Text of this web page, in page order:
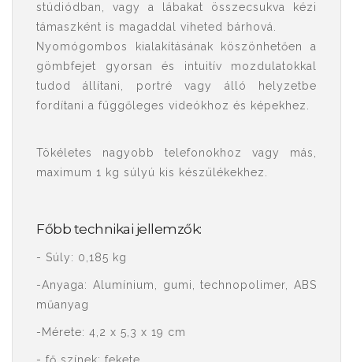
stúdiódban, vagy a lábakat összecsukva kézi
támaszként is magaddal viheted bárhová.
Nyomógombos kialakításának köszönhetően a
gömbfejet gyorsan és intuitív mozdulatokkal
tudod állítani, portré vagy álló helyzetbe
fordítani a függőleges videókhoz és képekhez.
Tökéletes nagyobb telefonokhoz vagy más,
maximum 1 kg súlyú kis készülékekhez.
Főbb technikai jellemzők:
- Súly: 0,185 kg
-Anyaga: Alumínium, gumi, technopolimer, ABS
műanyag
-Mérete: 4,2 x 5,3 x 19 cm